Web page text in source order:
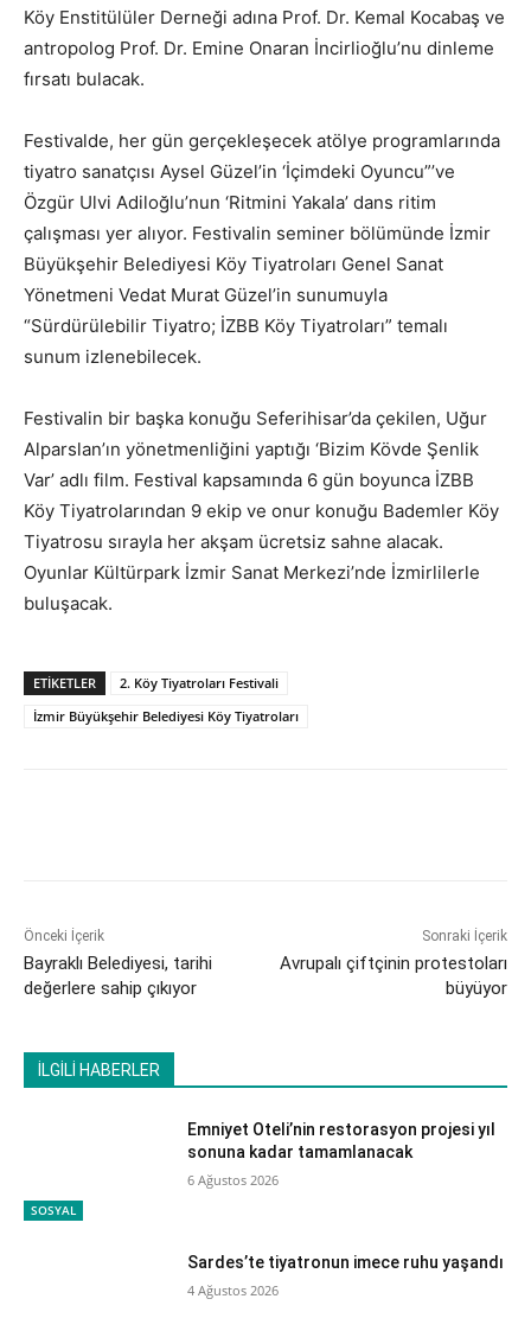
Köy Enstitülüler Derneği adına Prof. Dr. Kemal Kocabaş ve
antropolog Prof. Dr. Emine Onaran İncirlioğlu’nu dinleme
fırsatı bulacak.
Festivalde, her gün gerçekleşecek atölye programlarında
tiyatro sanatçısı Aysel Güzel’in ‘İçimdeki Oyuncu”’ve
Özgür Ulvi Adiloğlu’nun ‘Ritmini Yakala’ dans ritim
çalışması yer alıyor. Festivalin seminer bölümünde İzmir
Büyükşehir Belediyesi Köy Tiyatroları Genel Sanat
Yönetmeni Vedat Murat Güzel’in sunumuyla
“Sürdürülebilir Tiyatro; İZBB Köy Tiyatroları” temalı
sunum izlenebilecek.
Festivalin bir başka konuğu Seferihisar’da çekilen, Uğur
Alparslan’ın yönetmenliğini yaptığı ‘Bizim Kövde Şenlik
Var’ adlı film. Festival kapsamında 6 gün boyunca İZBB
Köy Tiyatrolarından 9 ekip ve onur konuğu Bademler Köy
Tiyatrosu sırayla her akşam ücretsiz sahne alacak.
Oyunlar Kültürpark İzmir Sanat Merkezi’nde İzmirlilerle
buluşacak.
ETİKETLER
2. Köy Tiyatroları Festivali
İzmir Büyükşehir Belediyesi Köy Tiyatroları
Önceki İçerik
Bayraklı Belediyesi, tarihi
değerlere sahip çıkıyor
Sonraki İçerik
Avrupalı çiftçinin protestoları
büyüyor
İLGİLİ HABERLER
SOSYAL
Emniyet Oteli’nin restorasyon projesi yıl
sonuna kadar tamamlanacak
6 Ağustos 2026
Sardes’te tiyatronun imece ruhu yaşandı
4 Ağustos 2026